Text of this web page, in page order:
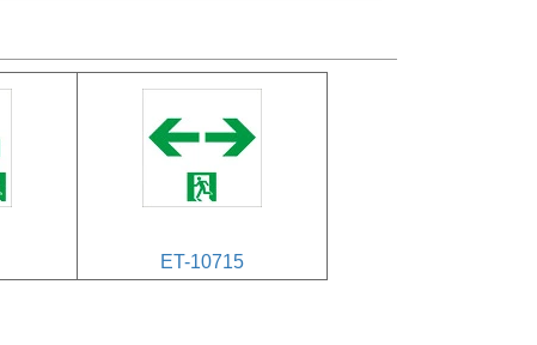
ET-10715